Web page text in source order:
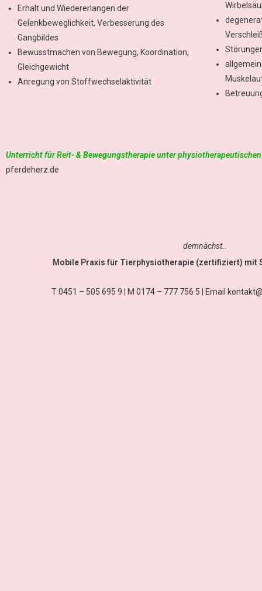
Erhalt und Wiedererlangen der
Gelenkbeweglichkeit, Verbesserung des
Gangbildes
Bewusstmachen von Bewegung, Koordination,
Gleichgewicht
Anregung von Stoffwechselaktivität
Unterricht für Reit- & Bewegungstherapie unter
pferdeherz.de
demnächst..
Mobile Praxis für Tierphysiotherapie (zertifiziert) mit
T0451 – 505 695 9 | M 0174 – 777 756 5 | Email